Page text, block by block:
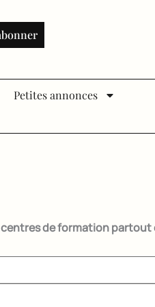
Petites annonces
de formation partout